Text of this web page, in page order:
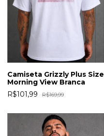
Camiseta Grizzly Plus Size
Morning View Branca
R$101,99
R$169,99